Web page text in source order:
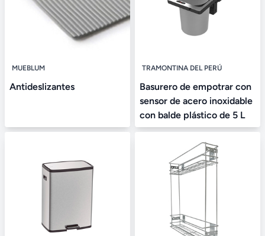
MUEBLUM
Antideslizantes
TRAMONTINA DEL PERÚ
Basurero de empotrar con
sensor de acero inoxidable
con balde plástico de 5 L